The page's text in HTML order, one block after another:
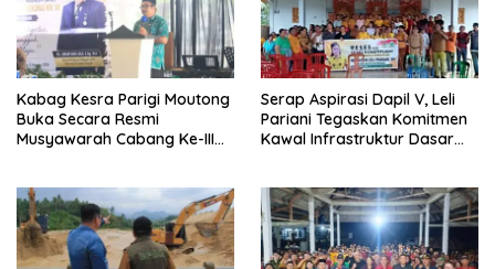
Kabag Kesra Parigi Moutong
Buka Secara Resmi
Musyawarah Cabang Ke-III
Serap Aspirasi Dapil V, Leli
Pariani Tegaskan Komitmen
Kawal Infrastruktur Dasar